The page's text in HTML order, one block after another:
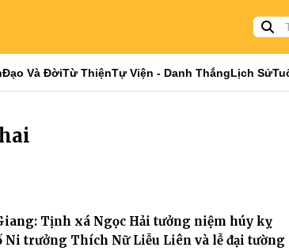
Đạo Và ĐờiTừ ThiệnTự Viện - Danh ThắngLịch Sử
Tịnh xá Ngọc Hải tưởng niệm húy kỵ
Ni trưởng Thích Nữ Liễu Liên và lễ đại tường